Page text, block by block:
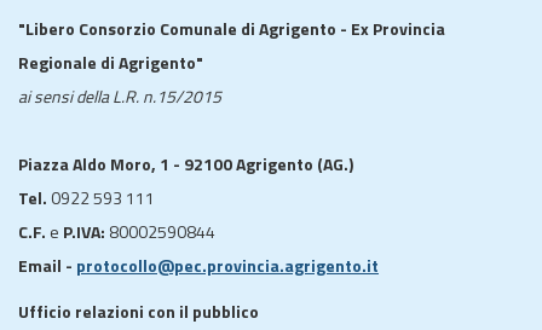
"Libero Consorzio Comunale di Agrigento - Ex Provincia
Regionale di Agrigento"
ai sensi della L.R. n.15/2015
Piazza Aldo Moro, 1 - 92100 Agrigento (AG.)
Tel. 0922 593 111
C.F. e P.IVA: 80002590844
Email - protocollo@pec.provincia.agrigento.it
Ufficio relazioni con il pubblico